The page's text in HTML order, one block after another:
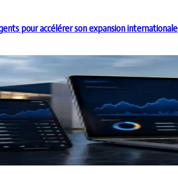
pour accélérer son expansion internationale